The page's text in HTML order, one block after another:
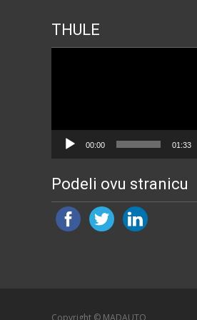
THULE
00:00 01:33
Podeli ovu stranicu
Copyright © MADAUTO